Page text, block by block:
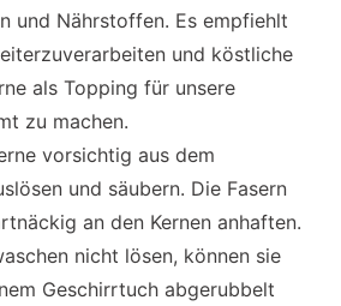
und Nährstoffen. Es empfiehlt
und köstliche
als Topping für unsere
zu machen.
vorsichtig aus dem
und säubern. Die Fasern
an den Kernen anhaften.
nicht lösen, können sie
Geschirrtuch abgerubbelt